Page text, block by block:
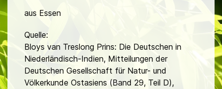
aus Essen
Quelle:
Bloys van Treslong Prins: Die Deutschen in
Niederländisch-Indien, Mitteilungen der
Deutschen Gesellschaft für Natur- und
Völkerkunde Ostasiens (Band 29, Teil D),